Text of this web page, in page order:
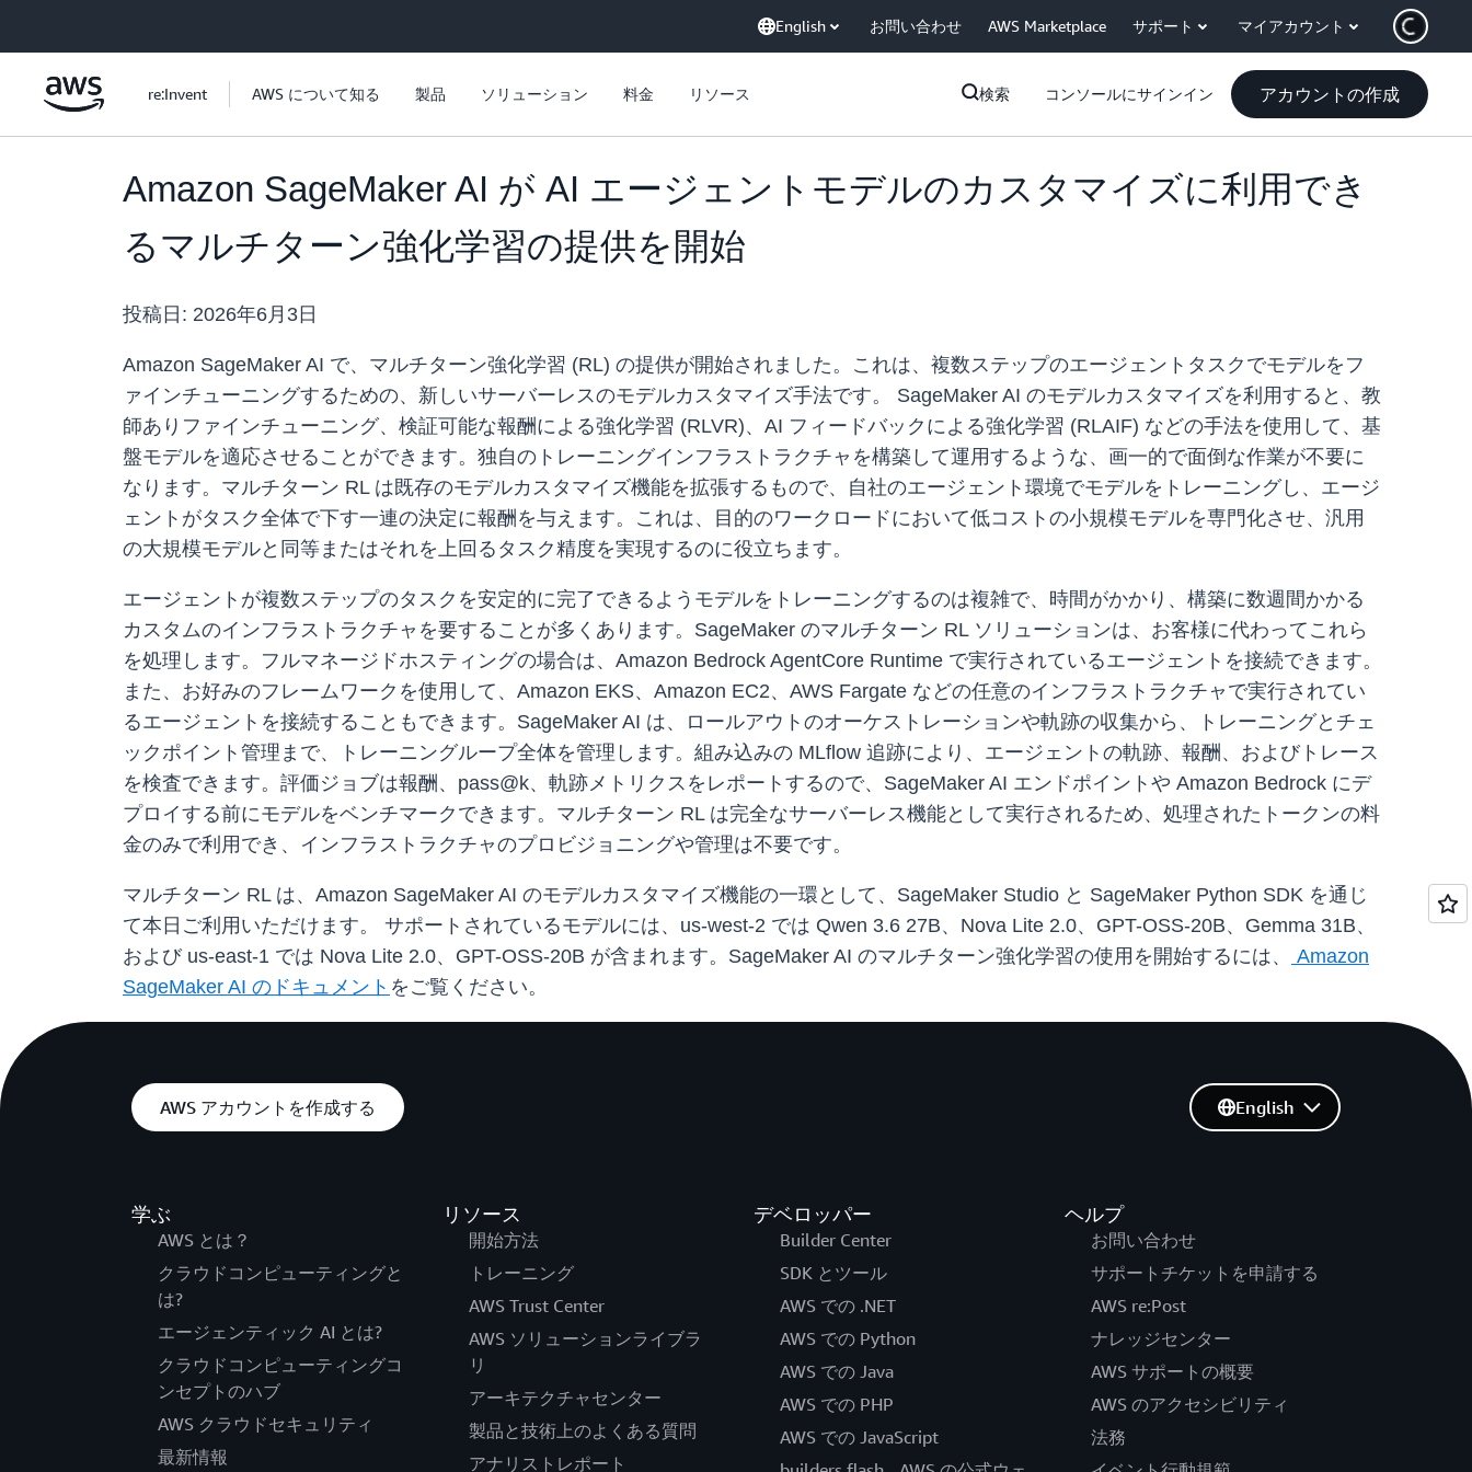
English お問い合わせ AWS Marketplace サポート マイアカウント
re:Invent AWS について知る 製品 ソリューション 料金 リソース 検索 コンソールにサインイン アカウントの作成
Amazon SageMaker AI が AI エージェントモデルのカスタマイズに利用でき
るマルチターン強化学習の提供を開始
投稿日: 2026年6月3日
Amazon SageMaker AI で、マルチターン強化学習 (RL) の提供が開始されました。これは、複数ステップのエージェントタスクでモデルをフ
ァインチューニングするための、新しいサーバーレスのモデルカスタマイズ手法です。 SageMaker AI のモデルカスタマイズを利用すると、教
師ありファインチューニング、検証可能な報酬による強化学習 (RLVR)、AI フィードバックによる強化学習 (RLAIF) などの手法を使用して、基
盤モデルを適応させることができます。独自のトレーニングインフラストラクチャを構築して運用するような、画一的で面倒な作業が不要に
なります。マルチターン RL は既存のモデルカスタマイズ機能を拡張するもので、自社のエージェント環境でモデルをトレーニングし、エージ
ェントがタスク全体で下す一連の決定に報酬を与えます。これは、目的のワークロードにおいて低コストの小規模モデルを専門化させ、汎用
の大規模モデルと同等またはそれを上回るタスク精度を実現するのに役立ちます。
エージェントが複数ステップのタスクを安定的に完了できるようモデルをトレーニングするのは複雑で、時間がかかり、構築に数週間かかる
カスタムのインフラストラクチャを要することが多くあります。SageMaker のマルチターン RL ソリューションは、お客様に代わってこれら
を処理します。フルマネージドホスティングの場合は、Amazon Bedrock AgentCore Runtime で実行されているエージェントを接続できます。
また、お好みのフレームワークを使用して、Amazon EKS、Amazon EC2、AWS Fargate などの任意のインフラストラクチャで実行されてい
るエージェントを接続することもできます。SageMaker AI は、ロールアウトのオーケストレーションや軌跡の収集から、トレーニングとチェ
ックポイント管理まで、トレーニングループ全体を管理します。組み込みの MLflow 追跡により、エージェントの軌跡、報酬、およびトレース
を検査できます。評価ジョブは報酬、pass@k、軌跡メトリクスをレポートするので、SageMaker AI エンドポイントや Amazon Bedrock にデ
プロイする前にモデルをベンチマークできます。マルチターン RL は完全なサーバーレス機能として実行されるため、処理されたトークンの料
金のみで利用でき、インフラストラクチャのプロビジョニングや管理は不要です。
マルチターン RL は、Amazon SageMaker AI のモデルカスタマイズ機能の一環として、SageMaker Studio と SageMaker Python SDK を通じ
て本日ご利用いただけます。 サポートされているモデルには、us-west-2 では Qwen 3.6 27B、Nova Lite 2.0、GPT-OSS-20B、Gemma 31B、
および us-east-1 では Nova Lite 2.0、GPT-OSS-20B が含まれます。SageMaker AI のマルチターン強化学習の使用を開始するには、
Amazon
SageMaker AI のドキュメント をご覧ください。
AWS アカウントを作成する
学ぶ
AWS とは？
クラウドコンピューティングと
は?
エージェンティック AI とは?
クラウドコンピューティングコ
ンセプトのハブ
AWS クラウドセキュリティ
最新情報
リソース
開始方法
トレーニング
AWS Trust Center
AWS ソリューションライブラ
リ
アーキテクチャセンター
製品と技術上のよくある質問
アナリストレポート
デベロッパー
Builder Center
SDK とツール
AWS での .NET
AWS での Python
AWS での Java
AWS での PHP
AWS での JavaScript
ヘルプ
お問い合わせ
サポートチケットを申請する
AWS re:Post
ナレッジセンター
AWS サポートの概要
AWS のアクセシビリティ
法務
English